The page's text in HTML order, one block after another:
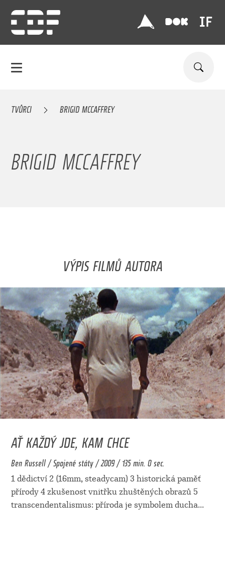
TVŮRCI BRIGID MCCAFFREY
BRIGID MCCAFFREY
VÝPIS FILMŮ AUTORA
AŤ KAŽDÝ JDE, KAM CHCE
Ben Russell / Spojené státy / 2009 / 135 min. 0 sec.
1 dědictví 2 (16mm, steadycam) 3 historická paměť
přírody 4 zkušenost vnitřku zhuštěných obrazů 5
transcendentalismus: příroda je symbolem ducha...